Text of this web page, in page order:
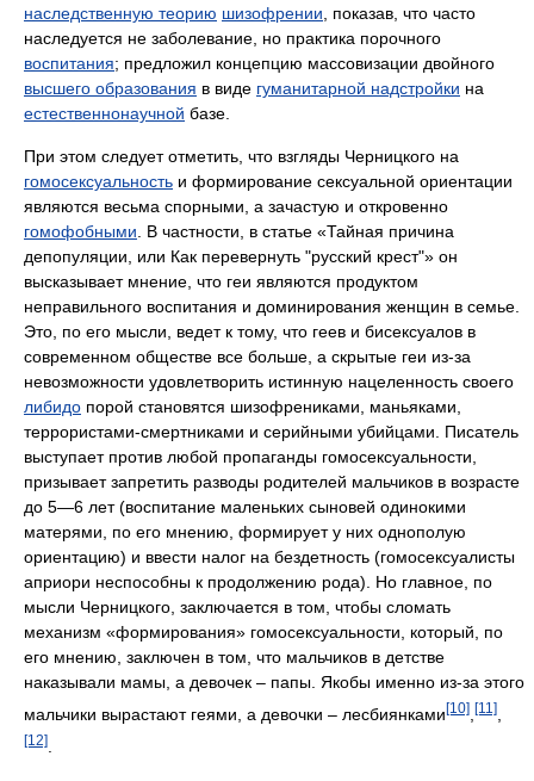
наследственную теорию шизофрении, показав, что часто
наследуется не заболевание, но практика порочного
воспитания; предложил концепцию массовизации двойного
высшего образования в виде гуманитарной надстройки на
естественнонаучной базе.
При этом следует отметить, что взгляды Черницкого на
гомосексуальность и формирование сексуальной ориентации
являются весьма спорными, а зачастую и откровенно
гомофобными. В частности, в статье «Тайная причина
депопуляции, или Как перевернуть "русский крест"» он
высказывает мнение, что геи являются продуктом
неправильного воспитания и доминирования женщин в семье.
Это, по его мысли, ведет к тому, что геев и бисексуалов в
современном обществе все больше, а скрытые геи из-за
невозможности удовлетворить истинную нацеленность своего
либидо порой становятся шизофрениками, маньяками,
террористами-смертниками и серийными убийцами. Писатель
выступает против любой пропаганды гомосексуальности,
призывает запретить разводы родителей мальчиков в возрасте
до 5—6 лет (воспитание маленьких сыновей одинокими
матерями, по его мнению, формирует у них однополую
ориентацию) и ввести налог на бездетность (гомосексуалисты
априори неспособны к продолжению рода). Но главное, по
мысли Черницкого, заключается в том, чтобы сломать
механизм «формирования» гомосексуальности, который, по
его мнению, заключен в том, что мальчиков в детстве
наказывали мамы, а девочек – папы. Якобы именно из-за этого
мальчики вырастают геями, а девочки – лесбиянками [10] [11]
[12]